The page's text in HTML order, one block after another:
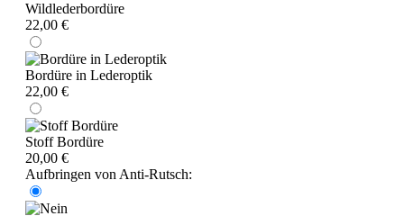
Wildlederbordüre
22,00 €
Bordüre in Lederoptik
22,00 €
Stoff Bordüre
20,00 €
Aufbringen von Anti-Rutsch: